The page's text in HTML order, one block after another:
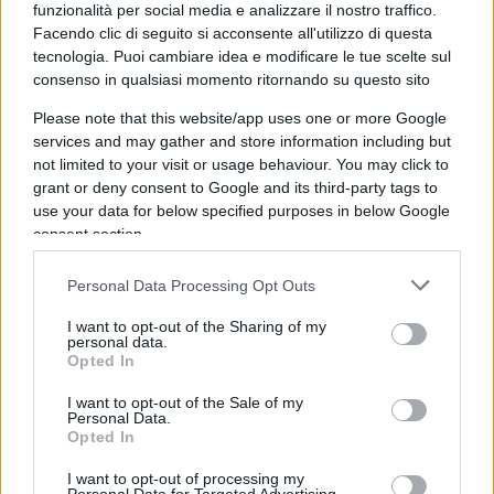
funzionalità per social media e analizzare il nostro traffico.
Facendo clic di seguito si acconsente all'utilizzo di questa
tecnologia. Puoi cambiare idea e modificare le tue scelte sul
consenso in qualsiasi momento ritornando su questo sito
Please note that this website/app uses one or more Google
services and may gather and store information including but
not limited to your visit or usage behaviour. You may click to
grant or deny consent to Google and its third-party tags to
use your data for below specified purposes in below Google
consent section.
Personal Data Processing Opt Outs
I want to opt-out of the Sharing of my
personal data.
Opted In
I want to opt-out of the Sale of my
Personal Data.
Opted In
I want to opt-out of processing my
dalla “tolleranza” verso Matteo Salvini o Giorgia
Meloni esibita di recente daLa Stampa,Corriere
Times, che appariranno ai suoi occhi –
presumiamo – alla stregua di vili traditori di
classe.
Non siamo in grado di stabilire con certezza in
che misura Barca sia fedele ritrattista degli eventi
cui assiste, e in quale uomo di parte interessato a
schieramento al repertorio marxista. Supponiamo
tuttavia che dica il vero, che una quota rilevante
Poteri Fortidell’economia e della finanza
d’Italia, con loro i rispettivi